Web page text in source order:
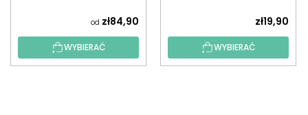
od zł84,90
WYBIERAĆ
zł19,90
WYBIERAĆ